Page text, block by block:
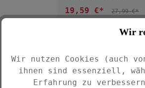
Verkaufspreis:
19,59 €* REGULÄRER
27,99 €*
Wir
Wir nutzen Cookies (auch
ihnen sind essenziell,
Erfahrung zu